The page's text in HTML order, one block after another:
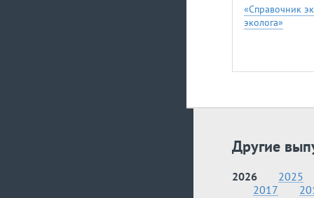
«Справочник
эколога»
Другие
2026
2025
2017